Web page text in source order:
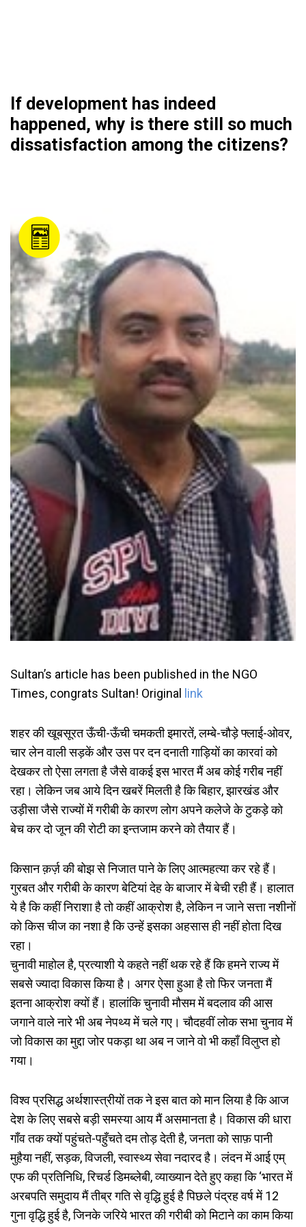
If development has indeed
happened, why is there still so much
dissatisfaction among the citizens?
Sultan’s article has been published in the NGO
Times, congrats Sultan! Original link
शहर की खूबसूरत ऊँची-ऊँची चमकती इमारतें, लम्बे-चौड़े फ्लाई-ओवर,
चार लेन वाली सड़कें और उस पर दन दनाती गाड़ियों का कारवां को
देखकर तो ऐसा लगता है जैसे वाकई इस भारत मैं अब कोई गरीब नहीं
रहा। लेकिन जब आये दिन खबरें मिलती है कि बिहार, झारखंड और
उड़ीसा जैसे राज्यों में गरीबी के कारण लोग अपने कलेजे के टुकड़े को
बेच कर दो जून की रोटी का इन्तजाम करने को तैयार हैं।
किसान क़र्ज़ की बोझ से निजात पाने के लिए आत्महत्या कर रहे हैं।
गुरबत और गरीबी के कारण बेटियां देह के बाजार में बेची रही हैं। हालात
ये है कि कहीं निराशा है तो कहीं आक्रोश है, लेकिन न जाने सत्ता नशीनों
को किस चीज का नशा है कि उन्हें इसका अहसास ही नहीं होता दिख
रहा।
चुनावी माहोल है, प्रत्याशी ये कहते नहीं थक रहे हैं कि हमने राज्य में
सबसे ज्यादा विकास किया है। अगर ऐसा हुआ है तो फिर जनता मैं
इतना आक्रोश क्यों हैं। हालांकि चुनावी मौसम में बदलाव की आस
जगाने वाले नारे भी अब नेपथ्य में चले गए। चौदहवीं लोक सभा चुनाव में
जो विकास का मुद्दा जोर पकड़ा था अब न जाने वो भी कहाँ विलुप्त हो
गया।
विश्व प्रसिद्ध अर्थशास्त्रीयों तक ने इस बात को मान लिया है कि आज
देश के लिए सबसे बड़ी समस्या आय मैं असमानता है। विकास की धारा
गाँव तक क्यों पहुंचते-पहुँचते दम तोड़ देती है, जनता को साफ़ पानी
मुहैया नहीं, सड़क, विजली, स्वास्थ्य सेवा नदारद है। लंदन में आई एम्
एफ की प्रतिनिधि, रिचर्ड डिमब्लेबी, व्याख्यान देते हुए कहा कि ‘भारत में
अरबपति समुदाय मैं तीब्र गति से वृद्धि हुई है पिछले पंद्रह वर्ष में 12
गुना वृद्धि हुई है, जिनके जरिये भारत की गरीबी को मिटाने का काम किया